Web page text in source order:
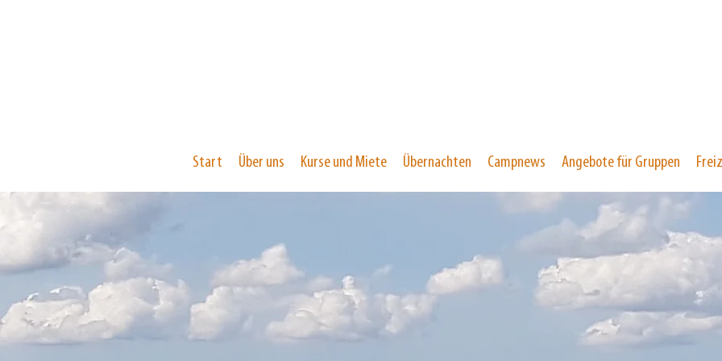
Start Über uns Kurse und Miete Übernachten Campnews Angebote für Gruppen